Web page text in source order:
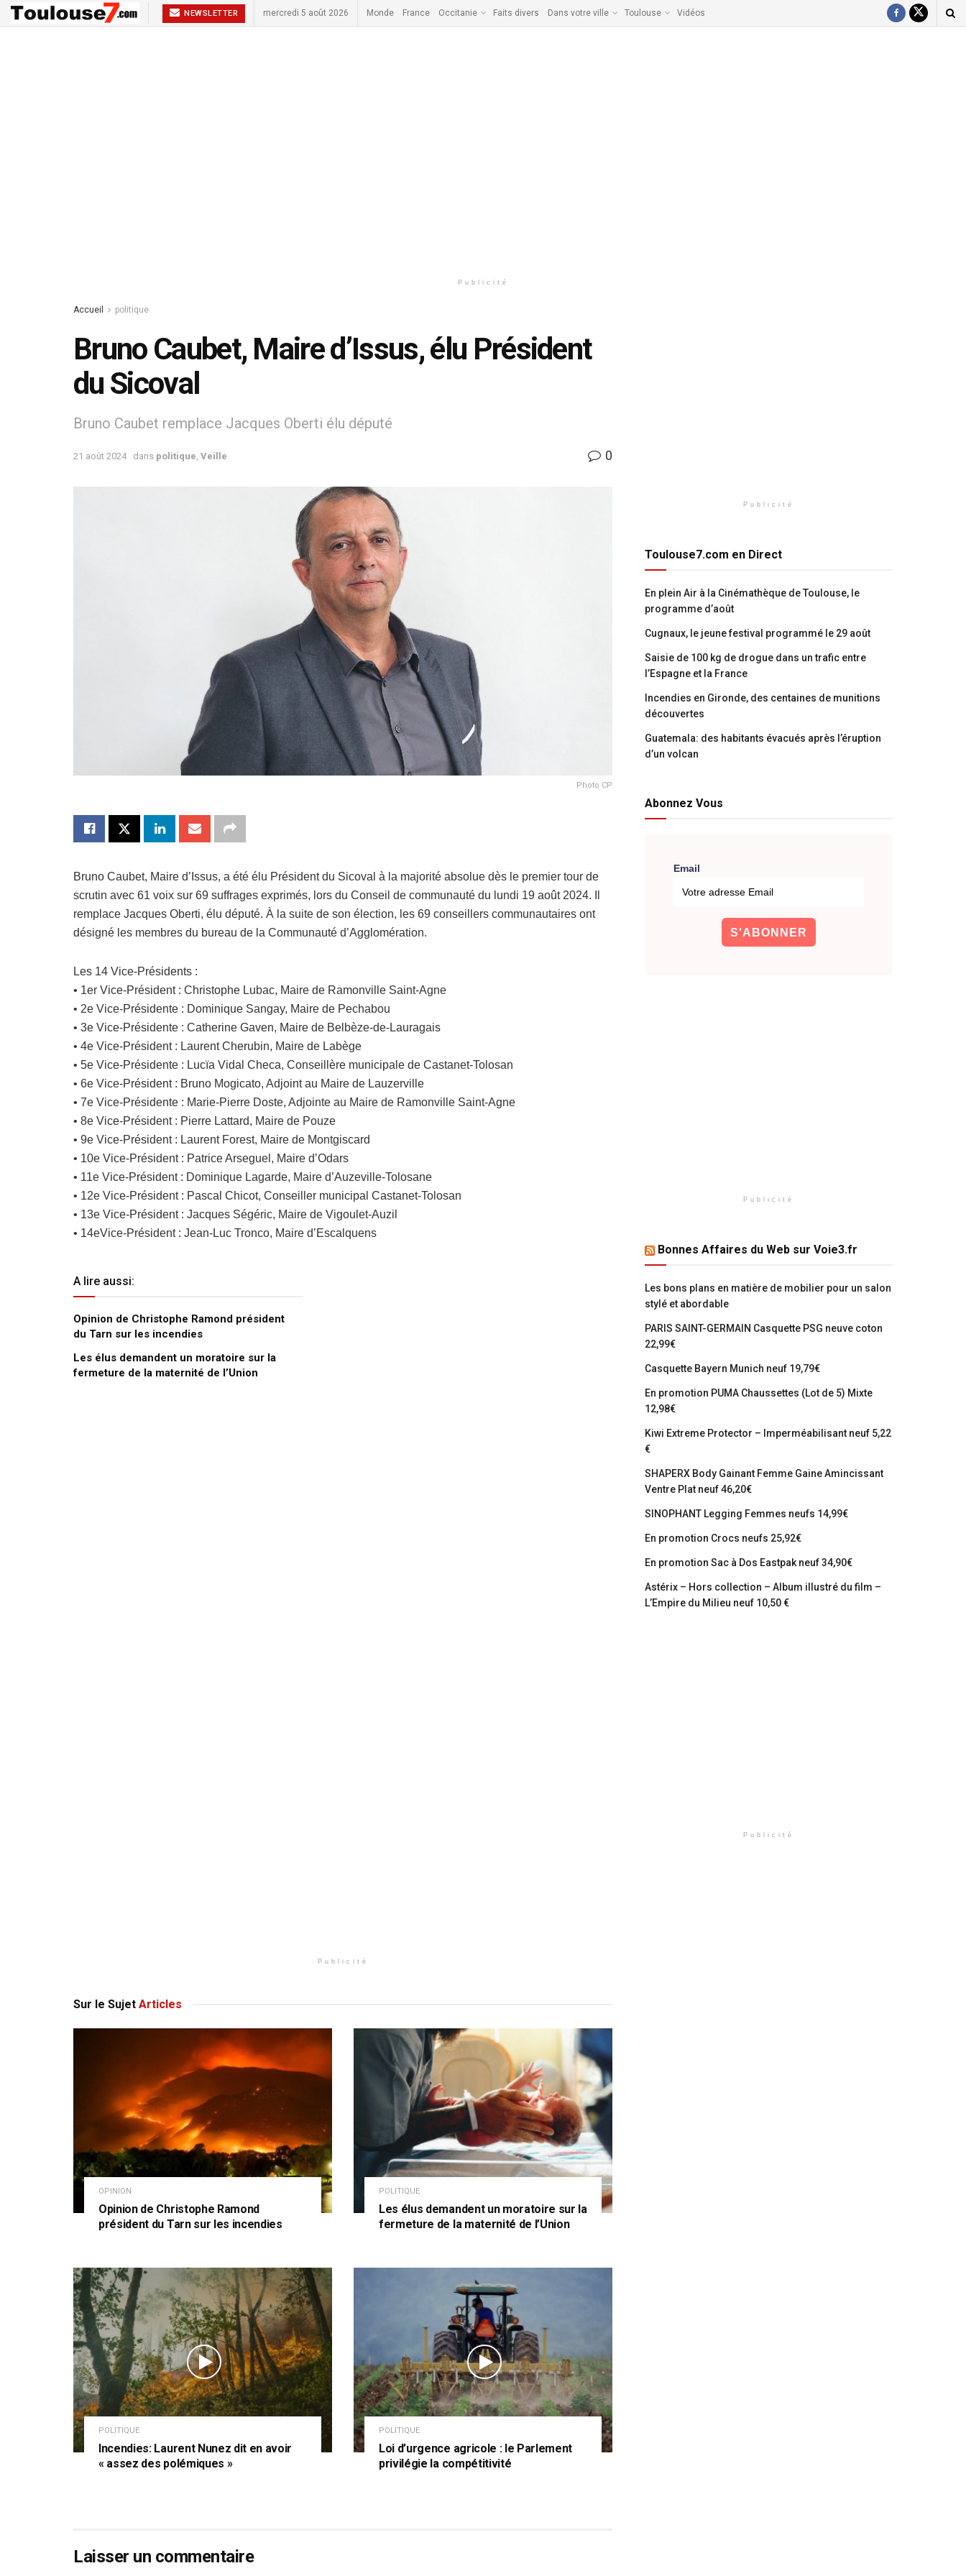
NEWSLETTER mercredi 5 août 2026 Monde France Occitanie Faits divers Dans votre ville Toulouse Vidéos
Publicité
Accueil politique
Bruno Caubet, Maire d’Issus, élu Président
du Sicoval
Bruno Caubet remplace Jacques Oberti élu député
21 août 2024 dans politique Veille 0
Photo CP
Bruno Caubet, Maire d’Issus, a été élu Président du Sicoval à la majorité absolue dès le premier tour de
scrutin avec 61 voix sur 69 suffrages exprimés, lors du Conseil de communauté du lundi 19 août 2024. Il
remplace Jacques Oberti, élu député. À la suite de son élection, les 69 conseillers communautaires ont
désigné les membres du bureau de la Communauté d’Agglomération.
Les 14 Vice-Présidents :
• 1er Vice-Président : Christophe Lubac, Maire de Ramonville Saint-Agne
• 2e Vice-Présidente : Dominique Sangay, Maire de Pechabou
• 3e Vice-Présidente : Catherine Gaven, Maire de Belbèze-de-Lauragais
• 4e Vice-Président : Laurent Cherubin, Maire de Labège
• 5e Vice-Présidente : Lucïa Vidal Checa, Conseillère municipale de Castanet-Tolosan
• 6e Vice-Président : Bruno Mogicato, Adjoint au Maire de Lauzerville
• 7e Vice-Présidente : Marie-Pierre Doste, Adjointe au Maire de Ramonville Saint-Agne
• 8e Vice-Président : Pierre Lattard, Maire de Pouze
• 9e Vice-Président : Laurent Forest, Maire de Montgiscard
• 10e Vice-Président : Patrice Arseguel, Maire d’Odars
• 11e Vice-Président : Dominique Lagarde, Maire d’Auzeville-Tolosane
• 12e Vice-Président : Pascal Chicot, Conseiller municipal Castanet-Tolosan
• 13e Vice-Président : Jacques Ségéric, Maire de Vigoulet-Auzil
• 14eVice-Président : Jean-Luc Tronco, Maire d’Escalquens
A lire aussi:
Opinion de Christophe Ramond président
du Tarn sur les incendies
Les élus demandent un moratoire sur la
fermeture de la maternité de l’Union
Publicité
Sur le Sujet Articles
OPINION
Opinion de Christophe Ramond
président du Tarn sur les incendies
POLITIQUE
Les élus demandent un moratoire sur la
fermeture de la maternité de l’Union
POLITIQUE
Incendies: Laurent Nunez dit en avoir
« assez des polémiques »
POLITIQUE
Loi d’urgence agricole : le Parlement
privilégie la compétitivité
Laisser un commentaire
Publicité
Toulouse7.com en Direct
En plein Air à la Cinémathèque de Toulouse, le
programme d’août
Cugnaux, le jeune festival programmé le 29 août
Saisie de 100 kg de drogue dans un trafic entre
l’Espagne et la France
Incendies en Gironde, des centaines de munitions
découvertes
Guatemala: des habitants évacués après l’éruption
d’un volcan
Abonnez Vous
Email
Publicité
Bonnes Affaires du Web sur Voie3.fr
Les bons plans en matière de mobilier pour un salon
stylé et abordable
PARIS SAINT-GERMAIN Casquette PSG neuve coton
22,99€
Casquette Bayern Munich neuf 19,79€
En promotion PUMA Chaussettes (Lot de 5) Mixte
12,98€
Kiwi Extreme Protector – Imperméabilisant neuf 5,22
€
SHAPERX Body Gainant Femme Gaine Amincissant
Ventre Plat neuf 46,20€
SINOPHANT Legging Femmes neufs 14,99€
En promotion Crocs neufs 25,92€
En promotion Sac à Dos Eastpak neuf 34,90€
Astérix – Hors collection – Album illustré du film –
L’Empire du Milieu neuf 10,50 €
Publicité